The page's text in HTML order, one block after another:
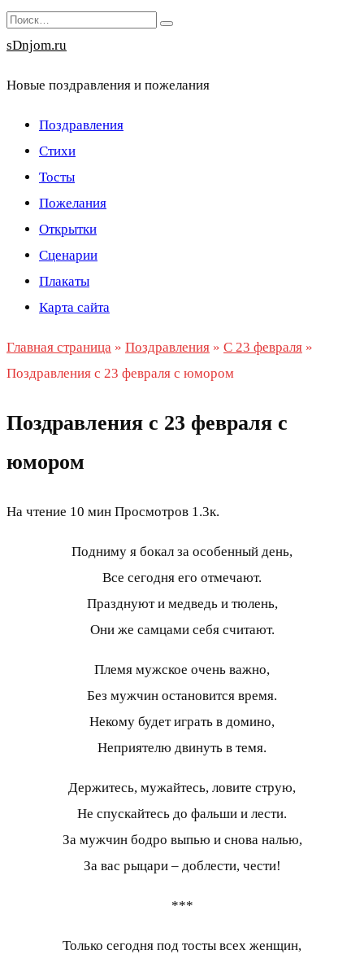
Перейти
к
Search
for:
sDnjom.ru
Новые поздравления и пожелания
Поздравления
Стихи
Тосты
Пожелания
Открытки
Сценарии
Плакаты
Карта сайта
Главная страница » Поздравления » С 23 февраля »
Поздравления с 23 февраля с юмором
Поздравления с 23 февраля с
юмором
На чтение 10 мин Просмотров 1.3к.
Подниму я бокал за особенный день,
Все сегодня его отмечают.
Празднуют и медведь и тюлень,
Они же самцами себя считают.
Племя мужское очень важно,
Без мужчин остановится время.
Некому будет играть в домино,
Неприятелю двинуть в темя.
Держитесь, мужайтесь, ловите струю,
Не спускайтесь до фальши и лести.
За мужчин бодро выпью и снова налью,
За вас рыцари – доблести, чести!
***
Только сегодня под тосты всех женщин,